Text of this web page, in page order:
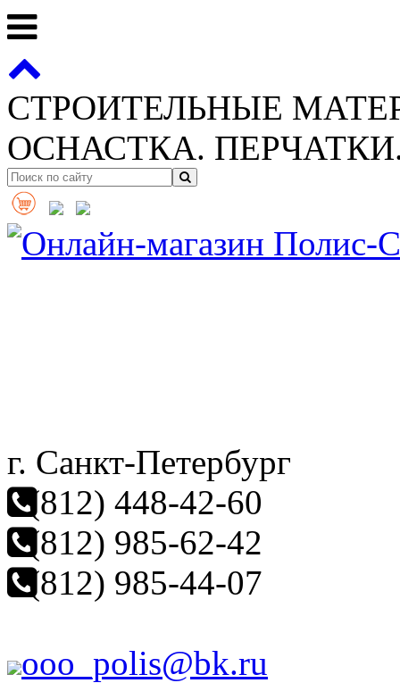
СТРОИТЕЛЬНЫЕ
ОСНАСТКА.
г. Санкт-Петербург
(812) 448-42-60
(812) 985-62-42
(812) 985-44-07
ooo_polis@bk.ru